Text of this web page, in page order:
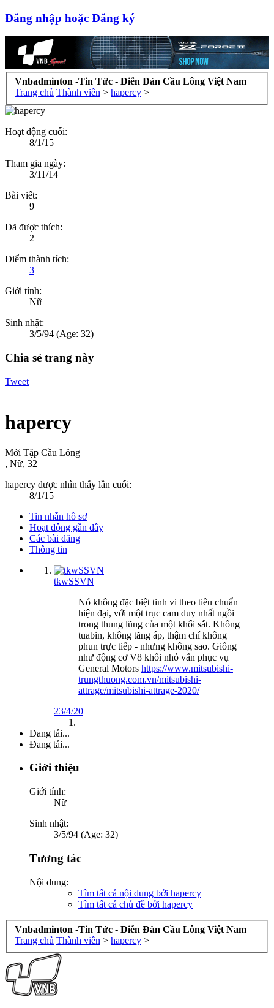
Đăng nhập hoặc Đăng ký
Vnbadminton -Tin Tức - Diễn Đàn Cầu Lông Việt Nam
Trang chủ Thành viên > hapercy >
Hoạt động cuối:
8/1/15
Tham gia ngày:
3/11/14
Bài viết:
9
Đã được thích:
2
Điểm thành tích:
3
Giới tính:
Nữ
Sinh nhật:
3/5/94 (Age: 32)
Chia sẻ trang này
Tweet
hapercy
Mới Tập Cầu Lông
, Nữ, 32
hapercy được nhìn thấy lần cuối:
8/1/15
Tin nhắn hồ sơ
Hoạt động gần đây
Các bài đăng
Thông tin
tkwSSVN
Nó không đặc biệt tinh vi theo tiêu chuẩn
hiện đại, với một trục cam duy nhất ngồi
trong thung lũng của một khối sắt. Không
tuabin, không tăng áp, thậm chí không
phun trực tiếp - nhưng không sao. Giống
như động cơ V8 khối nhỏ vẫn phục vụ
General Motors https://www.mitsubishi-
trungthuong.com.vn/mitsubishi-
attrage/mitsubishi-attrage-2020/
23/4/20
Đang tải...
Đang tải...
Giới thiệu
Giới tính:
Nữ
Sinh nhật:
3/5/94 (Age: 32)
Tương tác
Nội dung:
Tìm tất cả nội dung bởi hapercy
Tìm tất cả chủ đề bởi hapercy
Vnbadminton -Tin Tức - Diễn Đàn Cầu Lông Việt Nam
Trang chủ Thành viên > hapercy >